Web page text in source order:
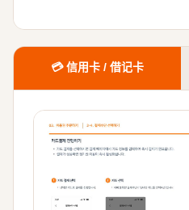
💳 信用卡 / 借记卡